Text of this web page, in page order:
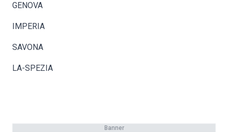
GENOVA
IMPERIA
SAVONA
LA-SPEZIA
Banner